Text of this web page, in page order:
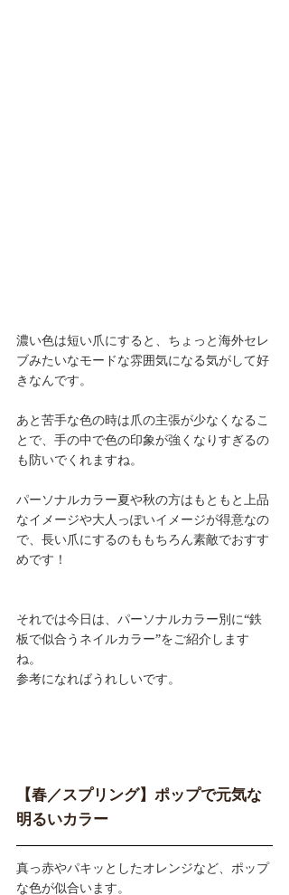
濃い色は短い爪にすると、ちょっと海外セレ
ブみたいなモードな雰囲気になる気がして好
きなんです。
あと苦手な色の時は爪の主張が少なくなるこ
とで、手の中で色の印象が強くなりすぎるの
も防いでくれますね。
パーソナルカラー夏や秋の方はもともと上品
なイメージや大人っぽいイメージが得意なの
で、長い爪にするのももちろん素敵でおすす
めです！
それでは今日は、パーソナルカラー別に“鉄
板で似合うネイルカラー”をご紹介します
ね。
参考になればうれしいです。
【春／スプリング】ポップで元気な
明るいカラー
真っ赤やパキッとしたオレンジなど、ポップ
な色が似合います。